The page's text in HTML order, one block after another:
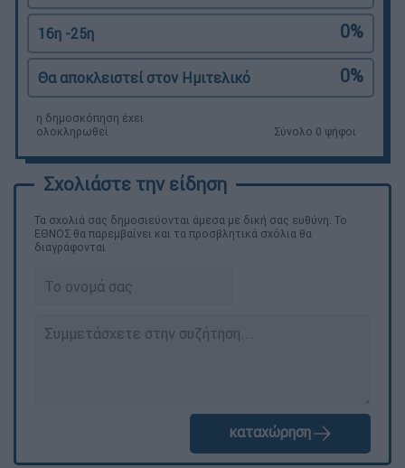
16η -25η 0%
Θα αποκλειστεί στον Ημιτελικό 0%
η δημοσκόπηση έχει
ολοκληρωθεί
Σύνολο 0 ψήφοι
Τα σχολιά σας δημοσιεύονται άμεσα με δική σας ευθύνη. Το
ΕΘΝΟΣ θα παρεμβαίνει και τα προσβλητικά σχόλια θα
διαγράφονται
καταχώρηση